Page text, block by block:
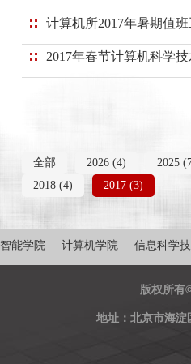
计算机所2017年暑期值
2017年春节计算机科学
全部 2026 (4)
2025
2018 (4)
2017 (3)
智能学院 计算机学院 信息科学
版权所有
地址：北京市海